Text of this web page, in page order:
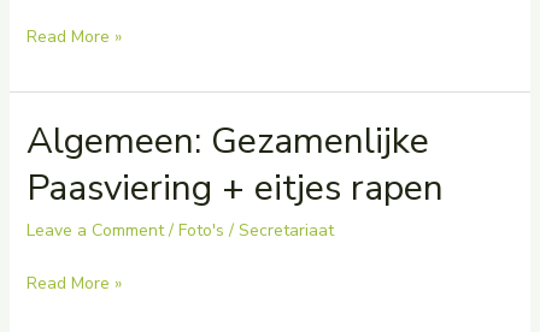
Algemeen:
buiten
spelen
in
het
zonnetje
Read More »
Algemeen: Gezamenlijke
Paasviering + eitjes rapen
Leave a Comment / Foto's / Secretariaat
Algemeen:
Read More »